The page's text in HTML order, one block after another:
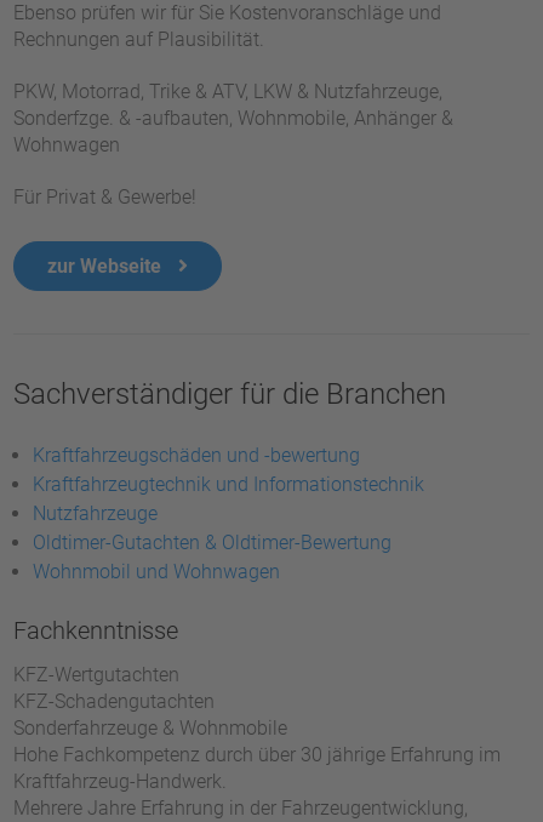
Ebenso prüfen wir für Sie Kostenvoranschläge und
Rechnungen auf Plausibilität.
PKW, Motorrad, Trike & ATV, LKW & Nutzfahrzeuge,
Sonderfzge. & -aufbauten, Wohnmobile, Anhänger &
Wohnwagen
Für Privat & Gewerbe!
zur Webseite
Sachverständiger für die Branchen
Kraftfahrzeugschäden und -bewertung
Kraftfahrzeugtechnik und Informationstechnik
Nutzfahrzeuge
Oldtimer-Gutachten & Oldtimer-Bewertung
Wohnmobil und Wohnwagen
Fachkenntnisse
KFZ-Wertgutachten
KFZ-Schadengutachten
Sonderfahrzeuge & Wohnmobile
Hohe Fachkompetenz durch über 30 jährige Erfahrung im
Kraftfahrzeug-Handwerk.
Mehrere Jahre Erfahrung in der Fahrzeugentwicklung,